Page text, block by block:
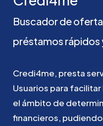
Buscadorde
préstamos rápidos
Credi4me, presta
Usuarios para facilitar
el ámbito de
financieros, pudiendo